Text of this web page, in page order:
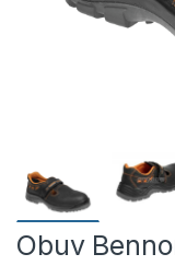
Obuv